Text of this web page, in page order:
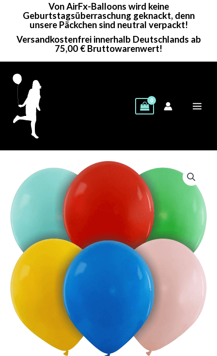
Von AirFx-Balloons wird keine
Geburtstagsüberraschung geknackt, denn
unsere Päckchen sind neutral verpackt!
Versandkostenfrei innerhalb Deutschlands ab
75,00 € Bruttowarenwert!